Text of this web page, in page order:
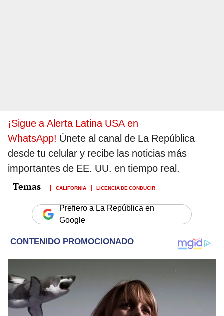
¡Sigue a Alerta Latina USA en
WhatsApp! Únete al canal de La República
desde tu celular y recibe las noticias más
importantes de EE. UU. en tiempo real.
CALIFORNIA LICENCIA DE CONDUCIR
Prefiero a La República en
Google